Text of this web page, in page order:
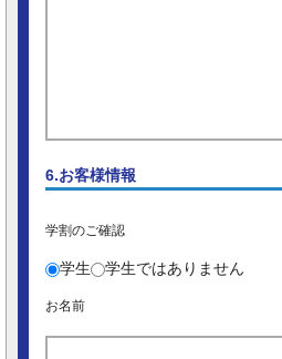
6.お客様情報
学割のご確認
学生 学生ではありません
お名前